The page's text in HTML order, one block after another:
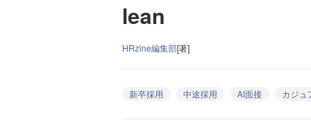
lean
HRzine編集部[著]
新卒採用 中途採用 AI面接 カジュ